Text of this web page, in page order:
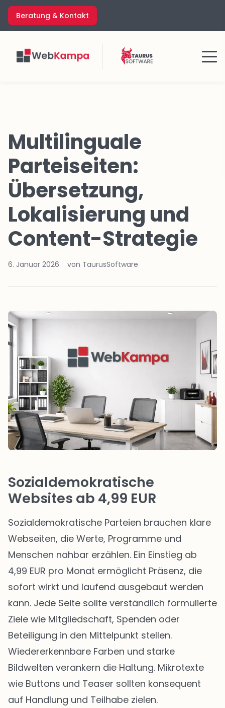
Zum
Inhalt
springen
Beratung & Kontakt
Menü
Multilinguale
Parteiseiten:
Übersetzung,
Lokalisierung und
Content-Strategie
6. Januar 2026 von TaurusSoftware
Sozialdemokratische
Websites ab 4,99 EUR
Sozialdemokratische Parteien brauchen klare
Webseiten, die Werte, Programme und
Menschen nahbar erzählen. Ein Einstieg ab
4,99 EUR pro Monat ermöglicht Präsenz, die
sofort wirkt und laufend ausgebaut werden
kann. Jede Seite sollte verständlich formulierte
Ziele wie Mitgliedschaft, Spenden oder
Beteiligung in den Mittelpunkt stellen.
Wiedererkennbare Farben und starke
Bildwelten verankern die Haltung. Mikrotexte
wie Buttons und Teaser sollten konsequent
auf Handlung und Teilhabe zielen.